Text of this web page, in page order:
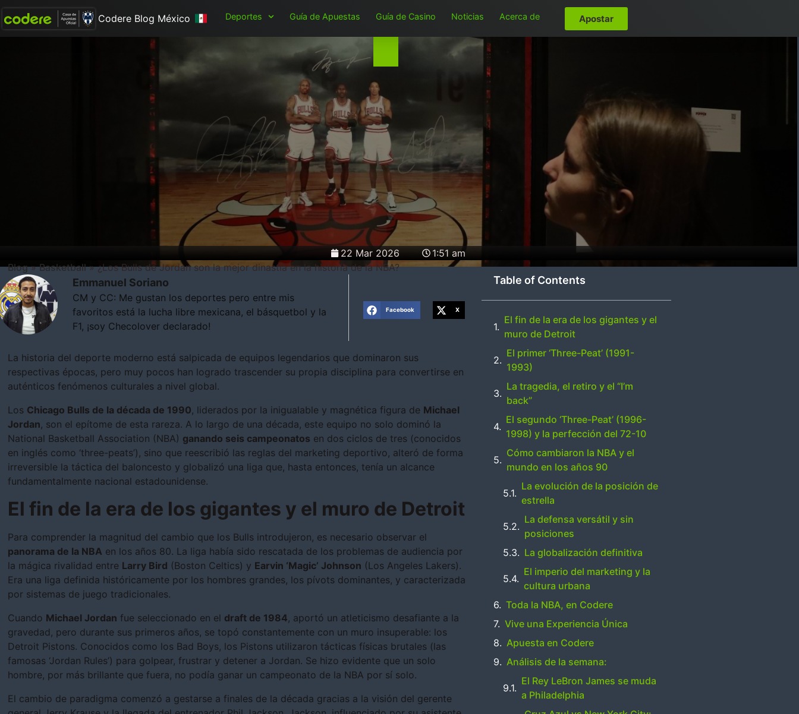
Codere Blog México Deportes Guía de Apuestas Guía de Casino Noticias Acerca de Apostar
22 Mar 2026
1:51 am
Blog»Basketball»¿Los Bulls de Jordan son la mejor dinastía en la historia de la NBA?
Emmanuel Soriano
CM y CC: Me gustan los deportes pero entre mis
favoritos está la lucha libre mexicana, el básquetbol y la
F1, ¡soy Checolover declarado!
Facebook X
La historia del deporte moderno está salpicada de equipos legendarios que dominaron sus
respectivas épocas, pero muy pocos han logrado trascender su propia disciplina para convertirse en
auténticos fenómenos culturales a nivel global.
Los Chicago Bulls de la década de 1990, liderados por la inigualable y magnética figura de Michael
Jordan, son el epítome de esta rareza. A lo largo de una década, este equipo no solo dominó la
National Basketball Association (NBA) ganando seis campeonatos en dos ciclos de tres (conocidos
en inglés como ‘three-peats’), sino que reescribió las reglas del marketing deportivo, alteró de forma
irreversible la táctica del baloncesto y globalizó una liga que, hasta entonces, tenía un alcance
fundamentalmente nacional estadounidense.
El fin de la era de los gigantes y el muro de Detroit
Para comprender la magnitud del cambio que los Bulls introdujeron, es necesario observar el
panorama de la NBA en los años 80. La liga había sido rescatada de los problemas de audiencia por
la mágica rivalidad entre Larry Bird (Boston Celtics) y Earvin ‘Magic’ Johnson (Los Angeles Lakers).
Era una liga definida históricamente por los hombres grandes, los pívots dominantes, y caracterizada
por sistemas de juego tradicionales.
Cuando Michael Jordan fue seleccionado en el draft de 1984, aportó un atleticismo desafiante a la
gravedad, pero durante sus primeros años, se topó constantemente con un muro insuperable: los
Detroit Pistons. Conocidos como los Bad Boys, los Pistons utilizaron tácticas físicas brutales (las
famosas ‘Jordan Rules’) para golpear, frustrar y detener a Jordan. Se hizo evidente que un solo
hombre, por más brillante que fuera, no podía ganar un campeonato de la NBA por sí solo.
El cambio de paradigma comenzó a gestarse a finales de la década gracias a la visión del gerente
Table of Contents
El fin de la era de los gigantes y el
muro de Detroit
El primer ‘Three-Peat’ (1991-
1993)
La tragedia, el retiro y el “I’m
back”
El segundo ‘Three-Peat’ (1996-
1998) y la perfección del 72-10
Cómo cambiaron la NBA y el
mundo en los años 90
La evolución de la posición de
estrella
La defensa versátil y sin
posiciones
La globalización definitiva
El imperio del marketing y la
cultura urbana
Toda la NBA, en Codere
Vive una Experiencia Única
Apuesta en Codere
Análisis de la semana:
El Rey LeBron James se muda
a Philadelphia